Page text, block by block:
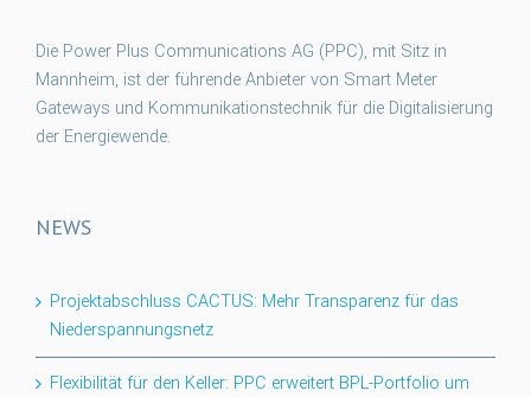
Die Power Plus Communications AG (PPC), mit Sitz in
Mannheim, ist der führende Anbieter von Smart Meter
Gateways und Kommunikationstechnik für die Digitalisierung
der Energiewende.
NEWS
Projektabschluss CACTUS: Mehr Transparenz für das
Niederspannungsnetz
Flexibilität für den Keller: PPC erweitert BPL-Portfolio um